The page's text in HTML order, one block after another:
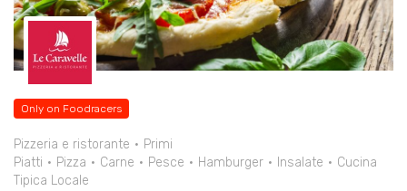
Only on Foodracers
Pizzeria e ristorante
Primi
Piatti
Pizza Carne Pesce Hamburger Insalate
Cucina
Tipica Locale